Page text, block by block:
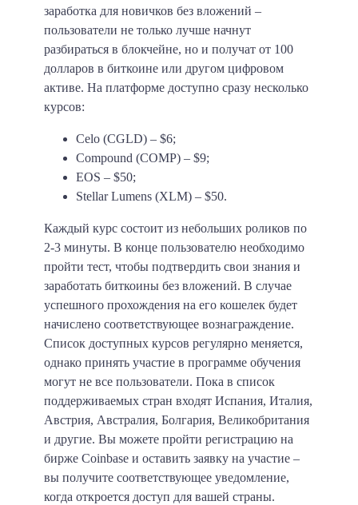
заработка для новичков без вложений –
пользователи не только лучше начнут
разбираться в блокчейне, но и получат от 100
долларов в биткоине или другом цифровом
активе. На платформе доступно сразу несколько
курсов:
Celo (CGLD) – $6;
Compound (COMP) – $9;
EOS – $50;
Stellar Lumens (XLM) – $50.
Каждый курс состоит из небольших роликов по
2-3 минуты. В конце пользователю необходимо
пройти тест, чтобы подтвердить свои знания и
заработать биткоины без вложений. В случае
успешного прохождения на его кошелек будет
начислено соответствующее вознаграждение.
Список доступных курсов регулярно меняется,
однако принять участие в программе обучения
могут не все пользователи. Пока в список
поддерживаемых стран входят Испания, Италия,
Австрия, Австралия, Болгария, Великобритания
и другие. Вы можете пройти регистрацию на
бирже Coinbase и оставить заявку на участие –
вы получите соответствующее уведомление,
когда откроется доступ для вашей страны.